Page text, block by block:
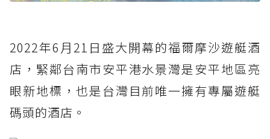
2022年6月21日盛大開幕的福爾摩沙遊艇酒
店，緊鄰台南市安平港水景灣是安平地區亮
眼新地標，也是台灣目前唯一擁有專屬遊艇
碼頭的酒店。